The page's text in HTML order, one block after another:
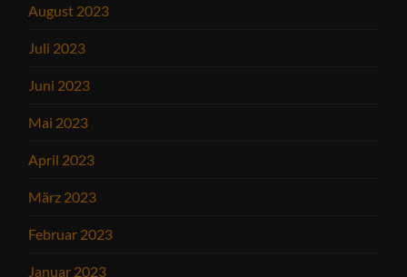
August 2023
Juli 2023
Juni 2023
Mai 2023
April 2023
März 2023
Februar 2023
Januar 2023